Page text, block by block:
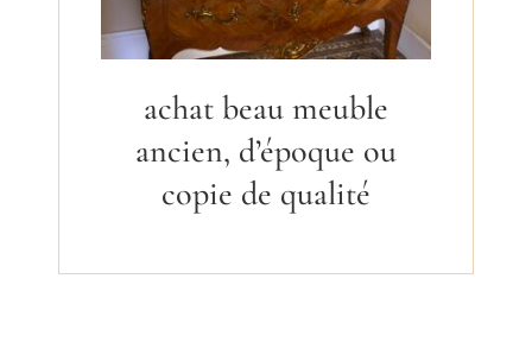
achat beau meuble
ancien, d’époque ou
copie de qualité